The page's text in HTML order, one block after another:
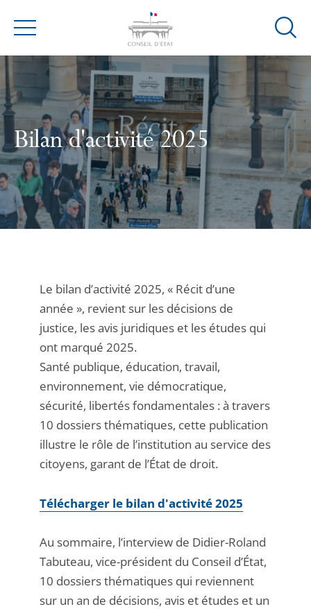
Menu
Ouvrir
de
Bilan d'activité 2025
Le bilan d’activité 2025, « Récit d’une
année », revient sur les décisions de
justice, les avis juridiques et les études qui
ont marqué 2025.
Santé publique, éducation, travail,
environnement, vie démocratique,
sécurité, libertés fondamentales : à travers
10 dossiers thématiques, cette publication
illustre le rôle de l’institution au service des
citoyens, garant de l’État de droit.
Télécharger le bilan d'activité 2025
Au sommaire, l’interview de Didier-Roland
Tabuteau, vice-président du Conseil d’État,
10 dossiers thématiques qui reviennent
sur un an de décisions, avis et études et un